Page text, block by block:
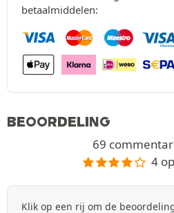
betaalmiddelen:
BEOORDELING
69
4
Klik op een rij om de